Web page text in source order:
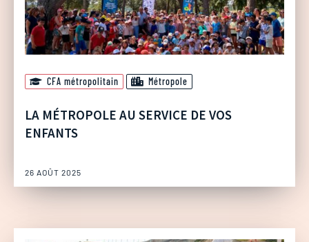
CFA métropolitain Métropole
LA MÉTROPOLE AU SERVICE DE VOS
ENFANTS
26 AOÛT 2025